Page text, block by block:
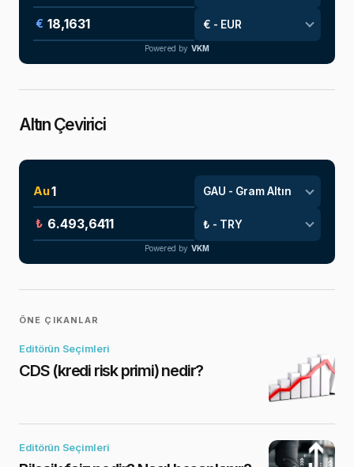
€
Powered by VKM
Altın Çevirici
Au
₺
Powered by VKM
ÖNE ÇIKANLAR
Editörün Seçimleri
CDS (kredi risk primi) nedir?
Editörün Seçimleri